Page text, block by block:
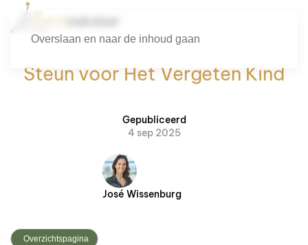
Overslaan en naar de inhoud gaan
Steun voor Het Vergeten Kind
Gepubliceerd
4 sep 2025
José Wissenburg
Overzichtspagina